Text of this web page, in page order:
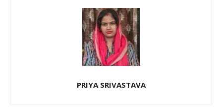
PRIYA SRIVASTAVA